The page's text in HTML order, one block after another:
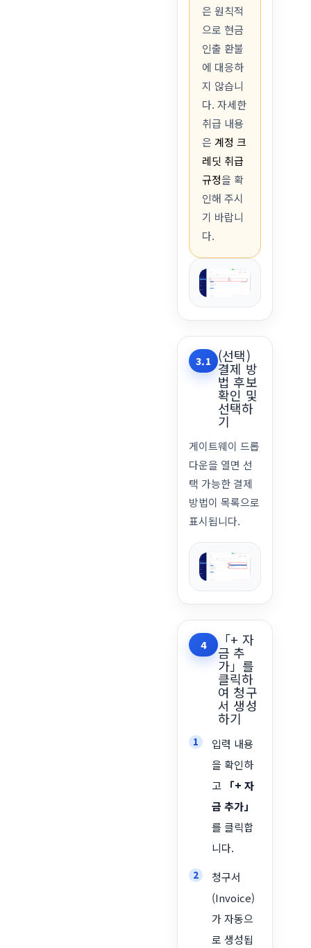
은 원칙적
으로 현금
인출 환불
에 대응하
지 않습니
다. 자세한
취급 내용
은계정 크
레딧 취급
규정을 확
인해 주시
기 바랍니
다.
3.1 (선택)
결제 방
법 후보
확인 및
선택하
기
게이트웨이 드롭
다운을 열면 선
택 가능한 결제
방법이 목록으로
표시됩니다.
4 「+ 자
금 추
가」를
클릭하
여 청구
서 생성
하기
입력 내용
을 확인하
고
「+ 자
금 추가」
를 클릭합
니다.
청구서
(Invoice)
가 자동으
로 생성됩